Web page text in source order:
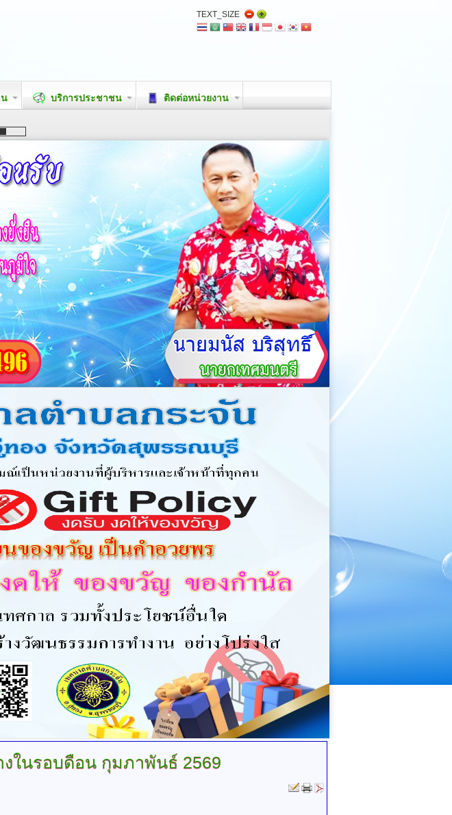
TEXT_SIZE
น บริการประชาชน ติดต่อหน่วยงาน
ในรอบดือนกุมภาพันธ์ 2569